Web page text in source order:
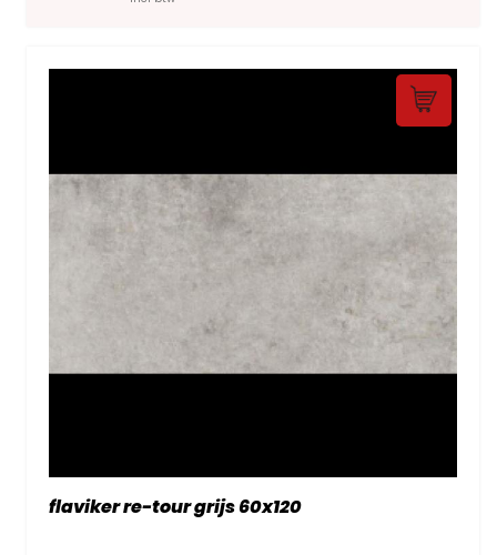
flaviker re-tour grijs 60x120